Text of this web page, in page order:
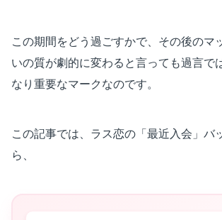
この期間をどう過ごすかで、その後のマ
いの質が劇的に変わると言っても過言で
なり重要なマークなのです。
この記事では、ラス恋の「最近入会」バ
ら、